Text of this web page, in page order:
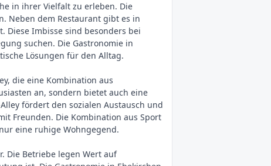
in ihrer Vielfalt zu erleben. Die
Neben dem Restaurant gibt es in
Diese Imbisse sind besonders bei
suchen. Die Gastronomie in
Lösungen für den Alltag.
die eine Kombination aus
an, sondern bietet auch eine
fördert den sozialen Austausch und
Freunden. Die Kombination aus Sport
eine ruhige Wohngegend.
Die Betriebe legen Wert auf